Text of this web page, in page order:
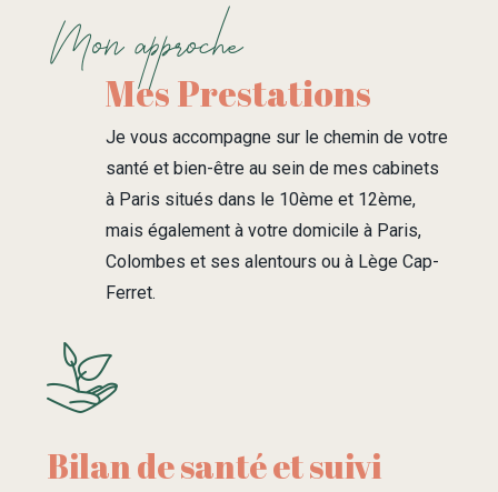
Mon approche
Mes Prestations
Je vous accompagne sur le chemin de votre
santé et bien-être au sein de mes cabinets
à Paris situés dans le 10ème et 12ème,
mais également à votre domicile à Paris,
Colombes et ses alentours ou à Lège Cap-
Ferret.
Bilan de santé et suivi